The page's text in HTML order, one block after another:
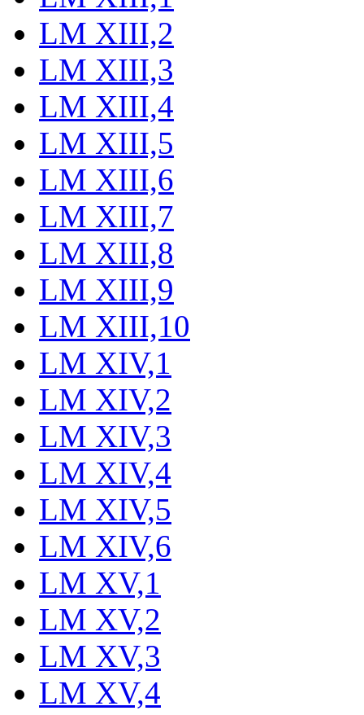
LM XIII,2
LM XIII,3
LM XIII,4
LM XIII,5
LM XIII,6
LM XIII,7
LM XIII,8
LM XIII,9
LM XIII,10
LM XIV,1
LM XIV,2
LM XIV,3
LM XIV,4
LM XIV,5
LM XIV,6
LM XV,1
LM XV,2
LM XV,3
LM XV,4